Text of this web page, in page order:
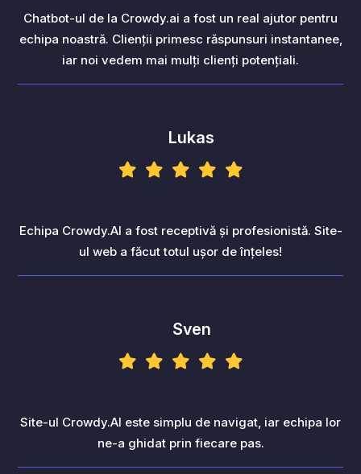
Chatbot-ul de la Crowdy.ai a fost un real ajutor pentru
echipa noastră. Clienții primesc răspunsuri instantanee,
iar noi vedem mai mulți clienți potențiali.
Lukas
Echipa Crowdy.AI a fost receptivă și profesionistă. Site-
ul web a făcut totul ușor de înțeles!
Sven
Site-ul Crowdy.AI este simplu de navigat, iar echipa lor
ne-a ghidat prin fiecare pas.